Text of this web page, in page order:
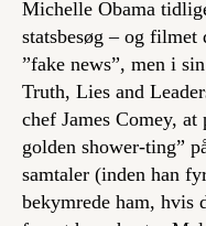
Michelle Obama
statsbesøg – og
”fake news”, men i
Truth, Lies and
chef James Comey,
golden shower-ting”
samtaler (inden han
bekymrede ham, hvis